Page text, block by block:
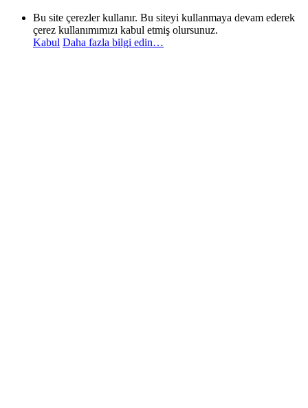
Bu site çerezler kullanır. Bu siteyi kullanmaya devam ederek
çerez kullanımımızı kabul etmiş olursunuz.
Kabul Daha fazla bilgi edin…